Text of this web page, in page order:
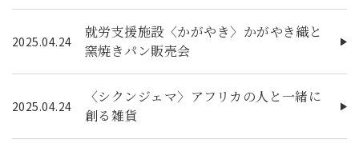
2025.04.24
就労支援施設〈かがやき〉かがやき織と
窯焼きパン販売会
2025.04.24
〈シクンジェマ〉アフリカの人と一緒に
創る雑貨